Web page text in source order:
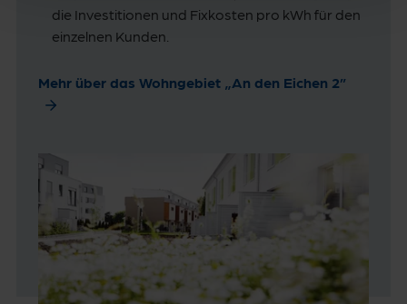
die Investitionen und Fixkosten pro kWh für den
einzelnen Kunden.
Mehr über das Wohngebiet „An den Eichen 2”